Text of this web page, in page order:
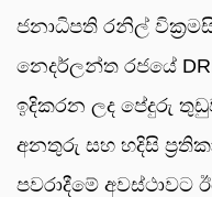
ජනාධිපති රනිල්
නෙදර්ලන්ත රජයේ
ඉදිකරන ලද පේදුරු
අනතුරු සහ හදිසි
පවරාදීමේ අවස්ථාවට